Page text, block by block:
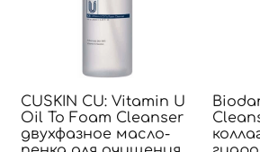
CUSKIN CU: Vitamin U
Oil To Foam Cleanser
двухфазное масло-